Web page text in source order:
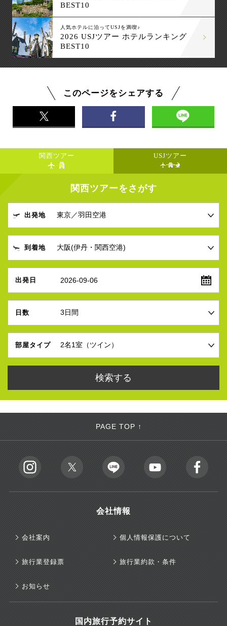
BEST10
人気ホテルに泊ってUSJを満喫♪
2026 USJツアー ホテルランキング
BEST10
このページをシェアする
関西ツアー USJツアー
関西ツアーをさがす
出発地
到着地
出発日 2026-09-06
日数
部屋タイプ
PAGE TOP ↑
会社情報
会社案内 個人情報保護について
旅行業登録票 旅行業約款・条件
お知らせ
国内旅行予約サイト